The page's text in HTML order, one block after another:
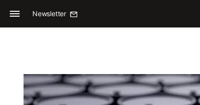
Newsletter